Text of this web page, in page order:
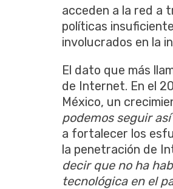
acceden a la red a
políticas
involucrados en la
El dato que más
de Internet. En el
México, un
podemos seguir
a fortalecer los
la penetración de
decir que no ha
tecnológica en el